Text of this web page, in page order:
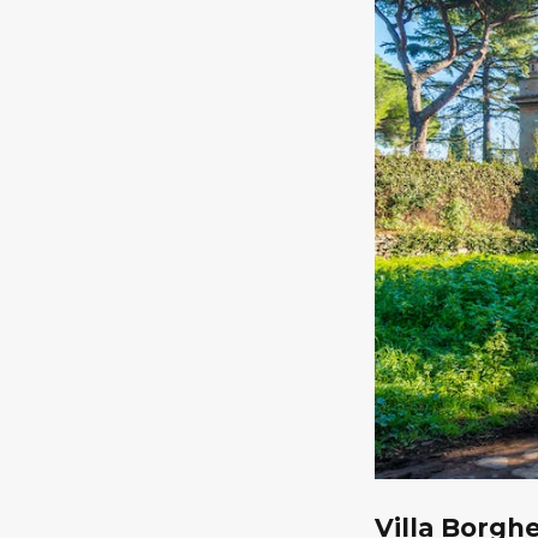
Villa